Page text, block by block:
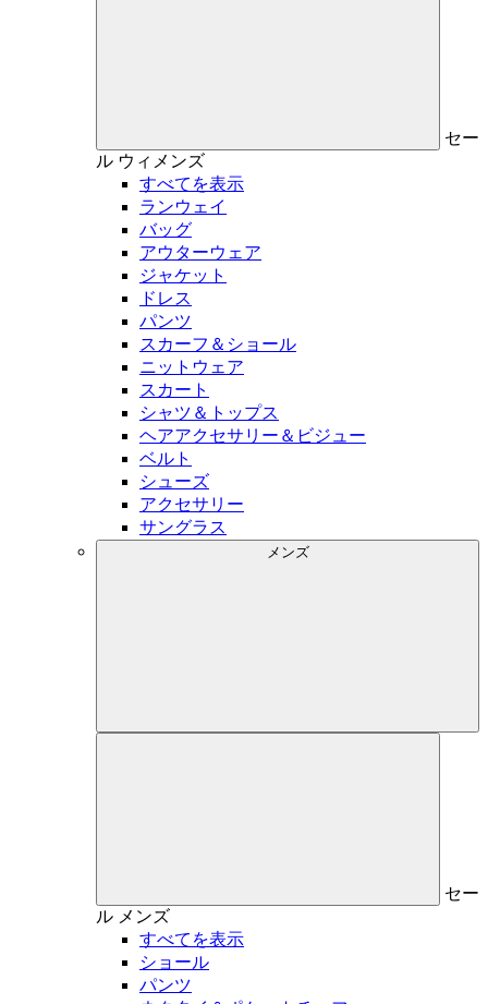
セー
ル ウィメンズ
すべてを表示
ランウェイ
バッグ
アウターウェア
ジャケット
ドレス
パンツ
スカーフ＆ショール
ニットウェア
スカート
シャツ＆トップス
ヘアアクセサリー＆ビジュー
ベルト
シューズ
アクセサリー
サングラス
メンズ
セー
ル メンズ
すべてを表示
ショール
パンツ